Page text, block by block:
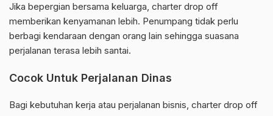
Jika bepergian bersama keluarga, charter drop off
memberikan kenyamanan lebih. Penumpang tidak perlu
berbagi kendaraan dengan orang lain sehingga suasana
perjalanan terasa lebih santai.
Cocok Untuk Perjalanan Dinas
Bagi kebutuhan kerja atau perjalanan bisnis, charter drop off